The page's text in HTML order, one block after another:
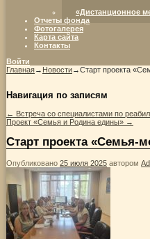
«Дистанционное
Отчеты фонда
Фотогалерея
Карта сайта
Контакты
Войти
Главная→ Новости→Старт проекта
Навигация по записям
← Встреча со специалистами по
Проект «Семья и Родина едины» →
Старт проекта «Семья-
Опубликовано 25 июля 2025 автором